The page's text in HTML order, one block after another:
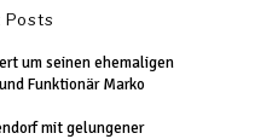
Posts
um seinen ehemaligen
Funktionär Marko
mit gelungener